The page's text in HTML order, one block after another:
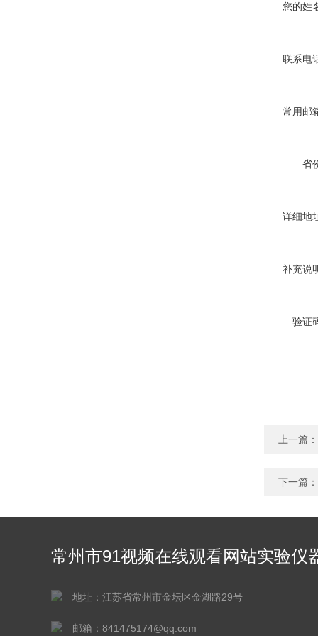
您的姓
联系电
常用邮
省
详细地
补充说
验证
上一篇：
下一篇：
常州市91视频在线观看网站实验仪
地址：江苏省常州市金坛区金湖路29号
邮箱：841475174@qq.com